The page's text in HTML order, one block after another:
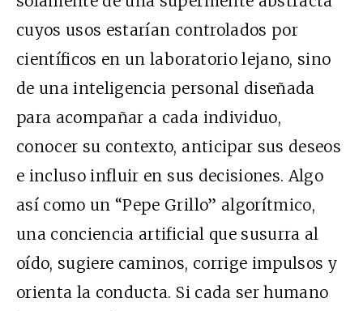
cuyos usos estarían controlados por
científicos en un laboratorio lejano, sino
de una inteligencia personal diseñada
para acompañar a cada individuo,
conocer su contexto, anticipar sus deseos
e incluso influir en sus decisiones. Algo
así como un “Pepe Grillo” algorítmico,
una conciencia artificial que susurra al
oído, sugiere caminos, corrige impulsos y
orienta la conducta. Si cada ser humano